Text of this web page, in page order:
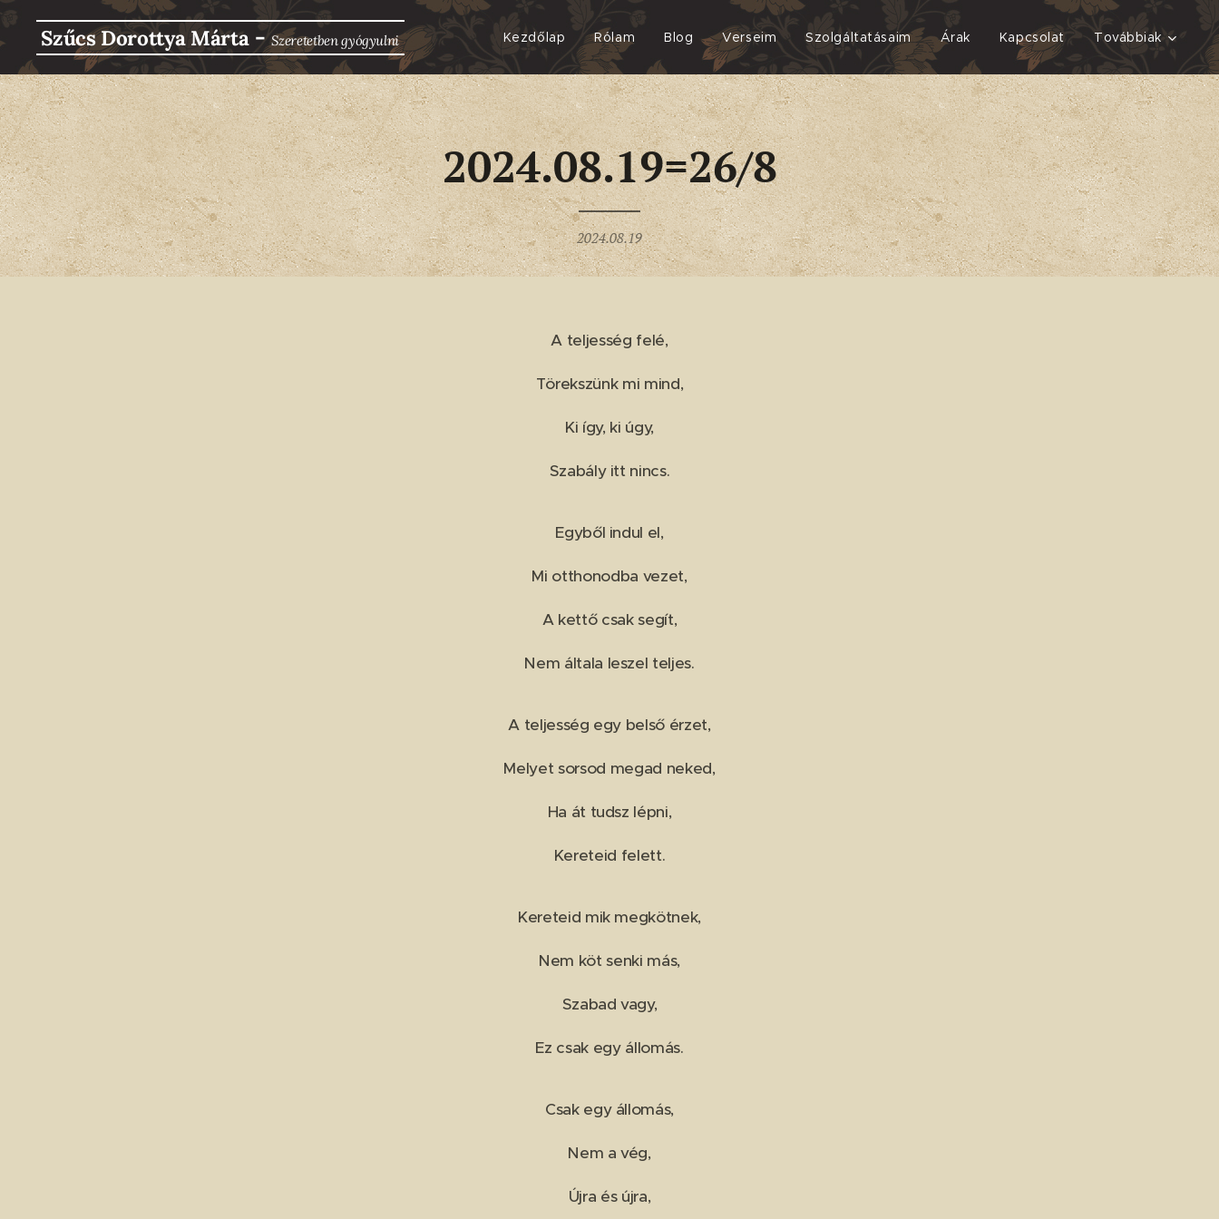
Szűcs Dorottya Márta-Szeretetben gyógyulni Kezdőlap Rólam Blog Verseim Szolgáltatásaim Árak Kapcsolat Továbbiak
2024.08.19=26/8
2024.08.19
A teljesség felé,
Törekszünk mi mind,
Ki így, ki úgy,
Szabály itt nincs.
Egyből indul el,
Mi otthonodba vezet,
A kettő csak segít,
Nem általa leszel teljes.
A teljesség egy belső érzet,
Melyet sorsod megad neked,
Ha át tudsz lépni,
Kereteid felett.
Kereteid mik megkötnek,
Nem köt senki más,
Szabad vagy,
Ez csak egy állomás.
Csak egy állomás,
Nem a vég,
Újra és újra,